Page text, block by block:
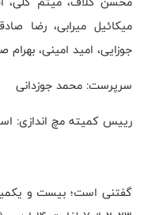
میکائیل میرابی، رضا
جوزایی، امید امینی،
سرپرست: محمد جوزدانى
رييس كميته مچ اندازى:
گفتنی است؛ بیست و